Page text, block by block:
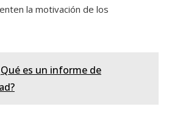
la motivación de los
es un informe de